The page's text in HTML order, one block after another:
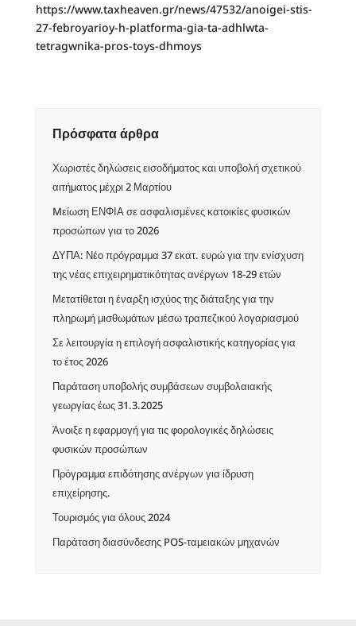
https://www.taxheaven.gr/news/47532/anoigei-stis-
27-febroyarioy-h-platforma-gia-ta-adhlwta-
tetragwnika-pros-toys-dhmoys
Πρόσφατα άρθρα
Χωριστές δηλώσεις εισοδήματος και υποβολή σχετικού
αιτήματος μέχρι 2 Μαρτίου
Mείωση ΕΝΦΙΑ σε ασφαλισμένες κατοικίες φυσικών
προσώπων για το 2026
ΔΥΠΑ: Νέο πρόγραμμα 37 εκατ. ευρώ για την ενίσχυση
της νέας επιχειρηματικότητας ανέργων 18-29 ετών
Μετατίθεται η έναρξη ισχύος της διάταξης για την
πληρωμή μισθωμάτων μέσω τραπεζικού λογαριασμού
Σε λειτουργία η επιλογή ασφαλιστικής κατηγορίας για
το έτος 2026
Παράταση υποβολής συμβάσεων συμβολαιακής
γεωργίας έως 31.3.2025
Άνοιξε η εφαρμογή για τις φορολογικές δηλώσεις
φυσικών προσώπων
Πρόγραμμα επιδότησης ανέργων για ίδρυση
επιχείρησης.
Τουρισμός για όλους 2024
Παράταση διασύνδεσης POS-ταμειακών μηχανών